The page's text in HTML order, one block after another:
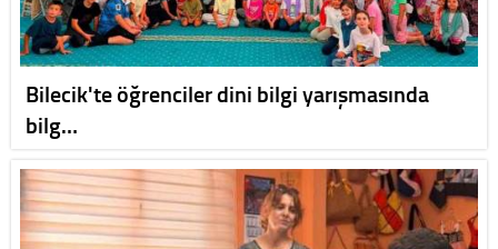
Bilecik'te öğrenciler dini bilgi yarışmasında
bilg…